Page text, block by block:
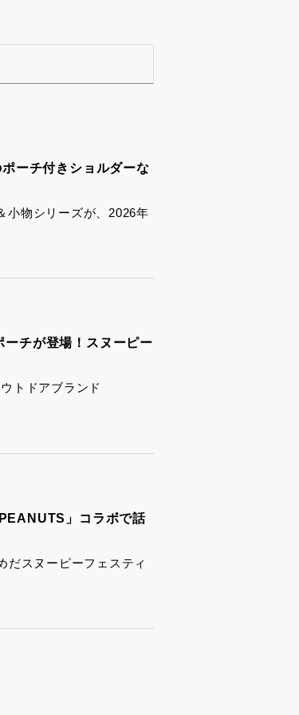
ーチ付きショルダーな
小物シリーズが、2026年
チが登場！スヌーピー
トドアブランド
」コラボで話
だスヌーピーフェスティ